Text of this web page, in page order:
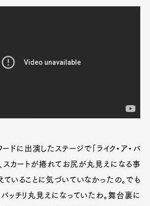
ドに出演したステージで「ライク・ア・バ
スカートが捲れてお尻が丸見えになる事
ていることに気づいていなかったの。でも
バッチリ丸見えになっていたわ。舞台裏に